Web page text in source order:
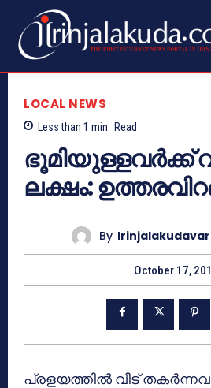
LOCAL NEWS
Less than 1 min. Read
ഭൂമിയുള്ളവര്‍ക്ക്
ലക്ഷം:
By
October 17,
പ്രളയത്തില്‍ വീട്